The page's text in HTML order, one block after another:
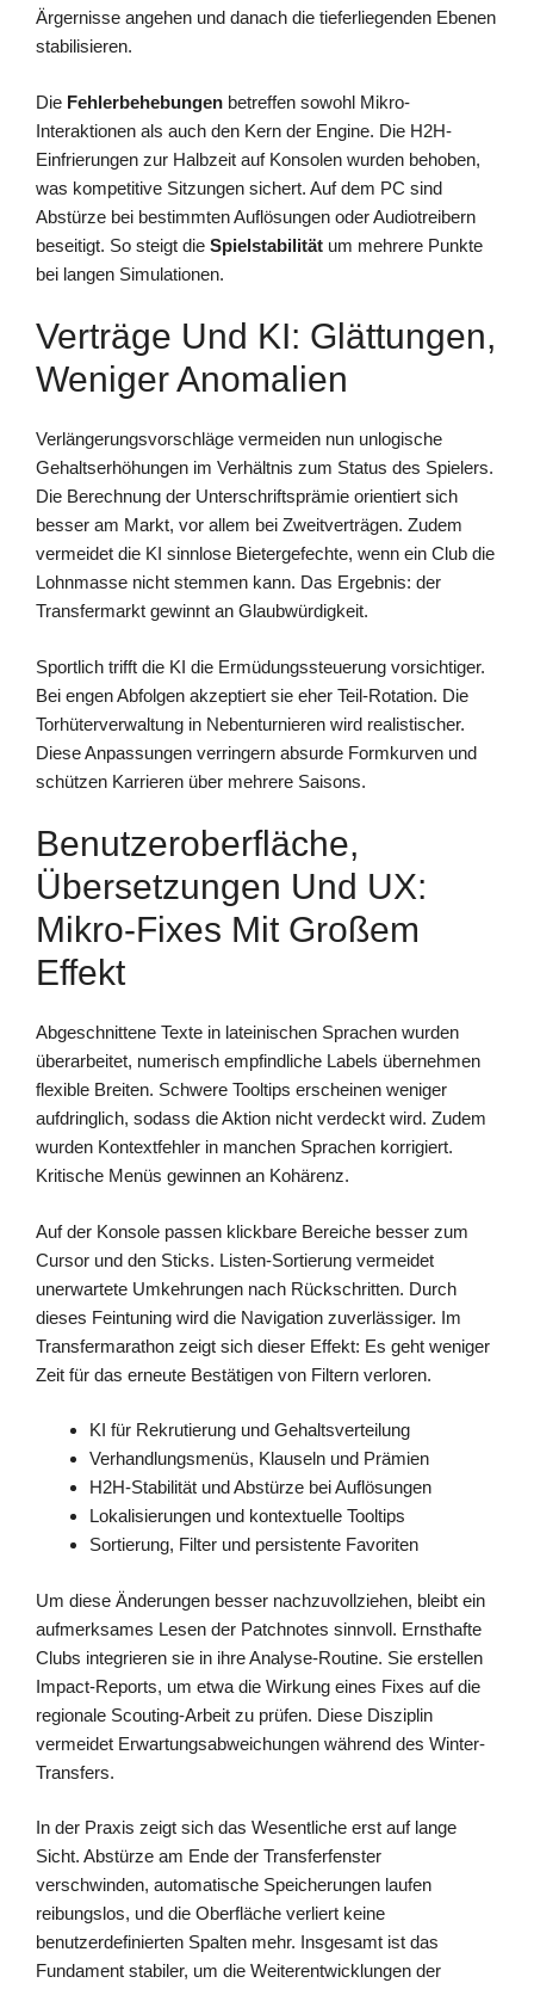
Ärgernisse angehen und danach die tieferliegenden Ebenen
stabilisieren.
Die Fehlerbehebungen betreffen sowohl Mikro-
Interaktionen als auch den Kern der Engine. Die H2H-
Einfrierungen zur Halbzeit auf Konsolen wurden behoben,
was kompetitive Sitzungen sichert. Auf dem PC sind
Abstürze bei bestimmten Auflösungen oder Audiotreibern
beseitigt. So steigt die Spielstabilität um mehrere Punkte
bei langen Simulationen.
Verträge Und KI: Glättungen,
Weniger Anomalien
Verlängerungsvorschläge vermeiden nun unlogische
Gehaltserhöhungen im Verhältnis zum Status des Spielers.
Die Berechnung der Unterschriftsprämie orientiert sich
besser am Markt, vor allem bei Zweitverträgen. Zudem
vermeidet die KI sinnlose Bietergefechte, wenn ein Club die
Lohnmasse nicht stemmen kann. Das Ergebnis: der
Transfermarkt gewinnt an Glaubwürdigkeit.
Sportlich trifft die KI die Ermüdungssteuerung vorsichtiger.
Bei engen Abfolgen akzeptiert sie eher Teil-Rotation. Die
Torhüterverwaltung in Nebenturnieren wird realistischer.
Diese Anpassungen verringern absurde Formkurven und
schützen Karrieren über mehrere Saisons.
Benutzeroberfläche,
Übersetzungen Und UX:
Mikro-Fixes Mit Großem
Effekt
Abgeschnittene Texte in lateinischen Sprachen wurden
überarbeitet, numerisch empfindliche Labels übernehmen
flexible Breiten. Schwere Tooltips erscheinen weniger
aufdringlich, sodass die Aktion nicht verdeckt wird. Zudem
wurden Kontextfehler in manchen Sprachen korrigiert.
Kritische Menüs gewinnen an Kohärenz.
Auf der Konsole passen klickbare Bereiche besser zum
Cursor und den Sticks. Listen-Sortierung vermeidet
unerwartete Umkehrungen nach Rückschritten. Durch
dieses Feintuning wird die Navigation zuverlässiger. Im
Transfermarathon zeigt sich dieser Effekt: Es geht weniger
Zeit für das erneute Bestätigen von Filtern verloren.
KI für Rekrutierung und Gehaltsverteilung
Verhandlungsmenüs, Klauseln und Prämien
H2H-Stabilität und Abstürze bei Auflösungen
Lokalisierungen und kontextuelle Tooltips
Sortierung, Filter und persistente Favoriten
Um diese Änderungen besser nachzuvollziehen, bleibt ein
aufmerksames Lesen der Patchnotes sinnvoll. Ernsthafte
Clubs integrieren sie in ihre Analyse-Routine. Sie erstellen
Impact-Reports, um etwa die Wirkung eines Fixes auf die
regionale Scouting-Arbeit zu prüfen. Diese Disziplin
vermeidet Erwartungsabweichungen während des Winter-
Transfers.
In der Praxis zeigt sich das Wesentliche erst auf lange
Sicht. Abstürze am Ende der Transferfenster
verschwinden, automatische Speicherungen laufen
reibungslos, und die Oberfläche verliert keine
benutzerdefinierten Spalten mehr. Insgesamt ist das
Fundament stabiler, um die Weiterentwicklungen der